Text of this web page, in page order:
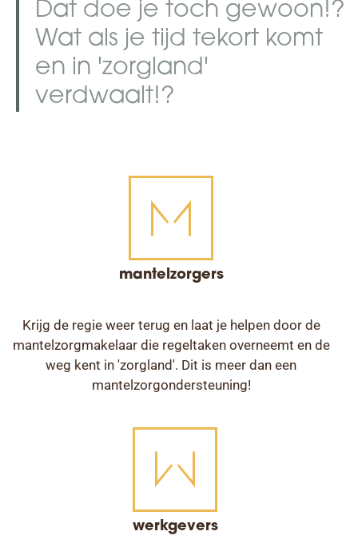
Dat doe je toch gewoon!?
Wat als je tijd tekort komt
en in 'zorgland'
verdwaalt!?
mantelzorgers
Krijg de regie weer terug en laat je helpen door de
mantelzorgmakelaar die regeltaken overneemt en de
weg kent in 'zorgland'. Dit is meer dan een
mantelzorgondersteuning!
werkgevers